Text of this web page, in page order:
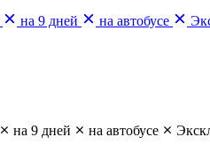
на 9 дней на автобусе
на 9 дней на автобусе